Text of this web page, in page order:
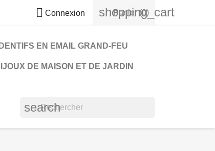
 Connexion shopping_cart
Panier (0)
EN EMAIL GRAND-FEU
DE MAISON ET DE JARDIN
search